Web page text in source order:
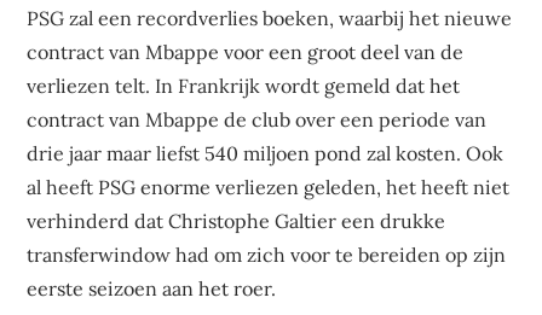
PSG zal een recordverlies boeken, waarbij het nieuwe
contract van Mbappe voor een groot deel van de
verliezen telt. In Frankrijk wordt gemeld dat het
contract van Mbappe de club over een periode van
drie jaar maar liefst 540 miljoen pond zal kosten. Ook
al heeft PSG enorme verliezen geleden, het heeft niet
verhinderd dat Christophe Galtier een drukke
transferwindow had om zich voor te bereiden op zijn
eerste seizoen aan het roer.